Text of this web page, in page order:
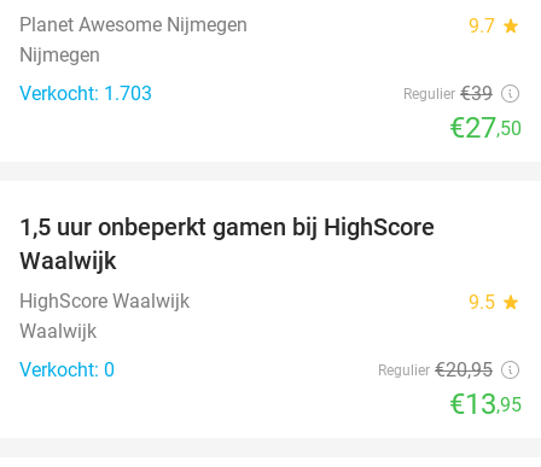
Planet Awesome Nijmegen 9.7 star
Nijmegen
Verkocht: 1.703
Regulier €39
€27,50
TODAY
1,5 uur onbeperkt gamen bij HighScore
Waalwijk
HighScore Waalwijk 9.5 star
Waalwijk
Verkocht: 0
Regulier €20,95
€13,95